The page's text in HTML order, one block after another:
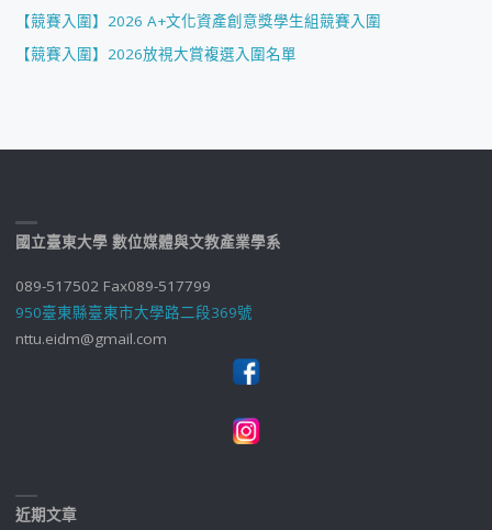
【競賽入圍】2026 A+文化資產創意獎學生組競賽入圍
【競賽入圍】2026放視大賞複選入圍名單
國立臺東大學 數位媒體與文教產業學系
089-517502 Fax089-517799
950臺東縣臺東市大學路二段369號
nttu.eidm@gmail.com
近期文章